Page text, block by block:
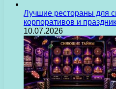
Лучшие рестораны для
корпоративов и
10.07.2026